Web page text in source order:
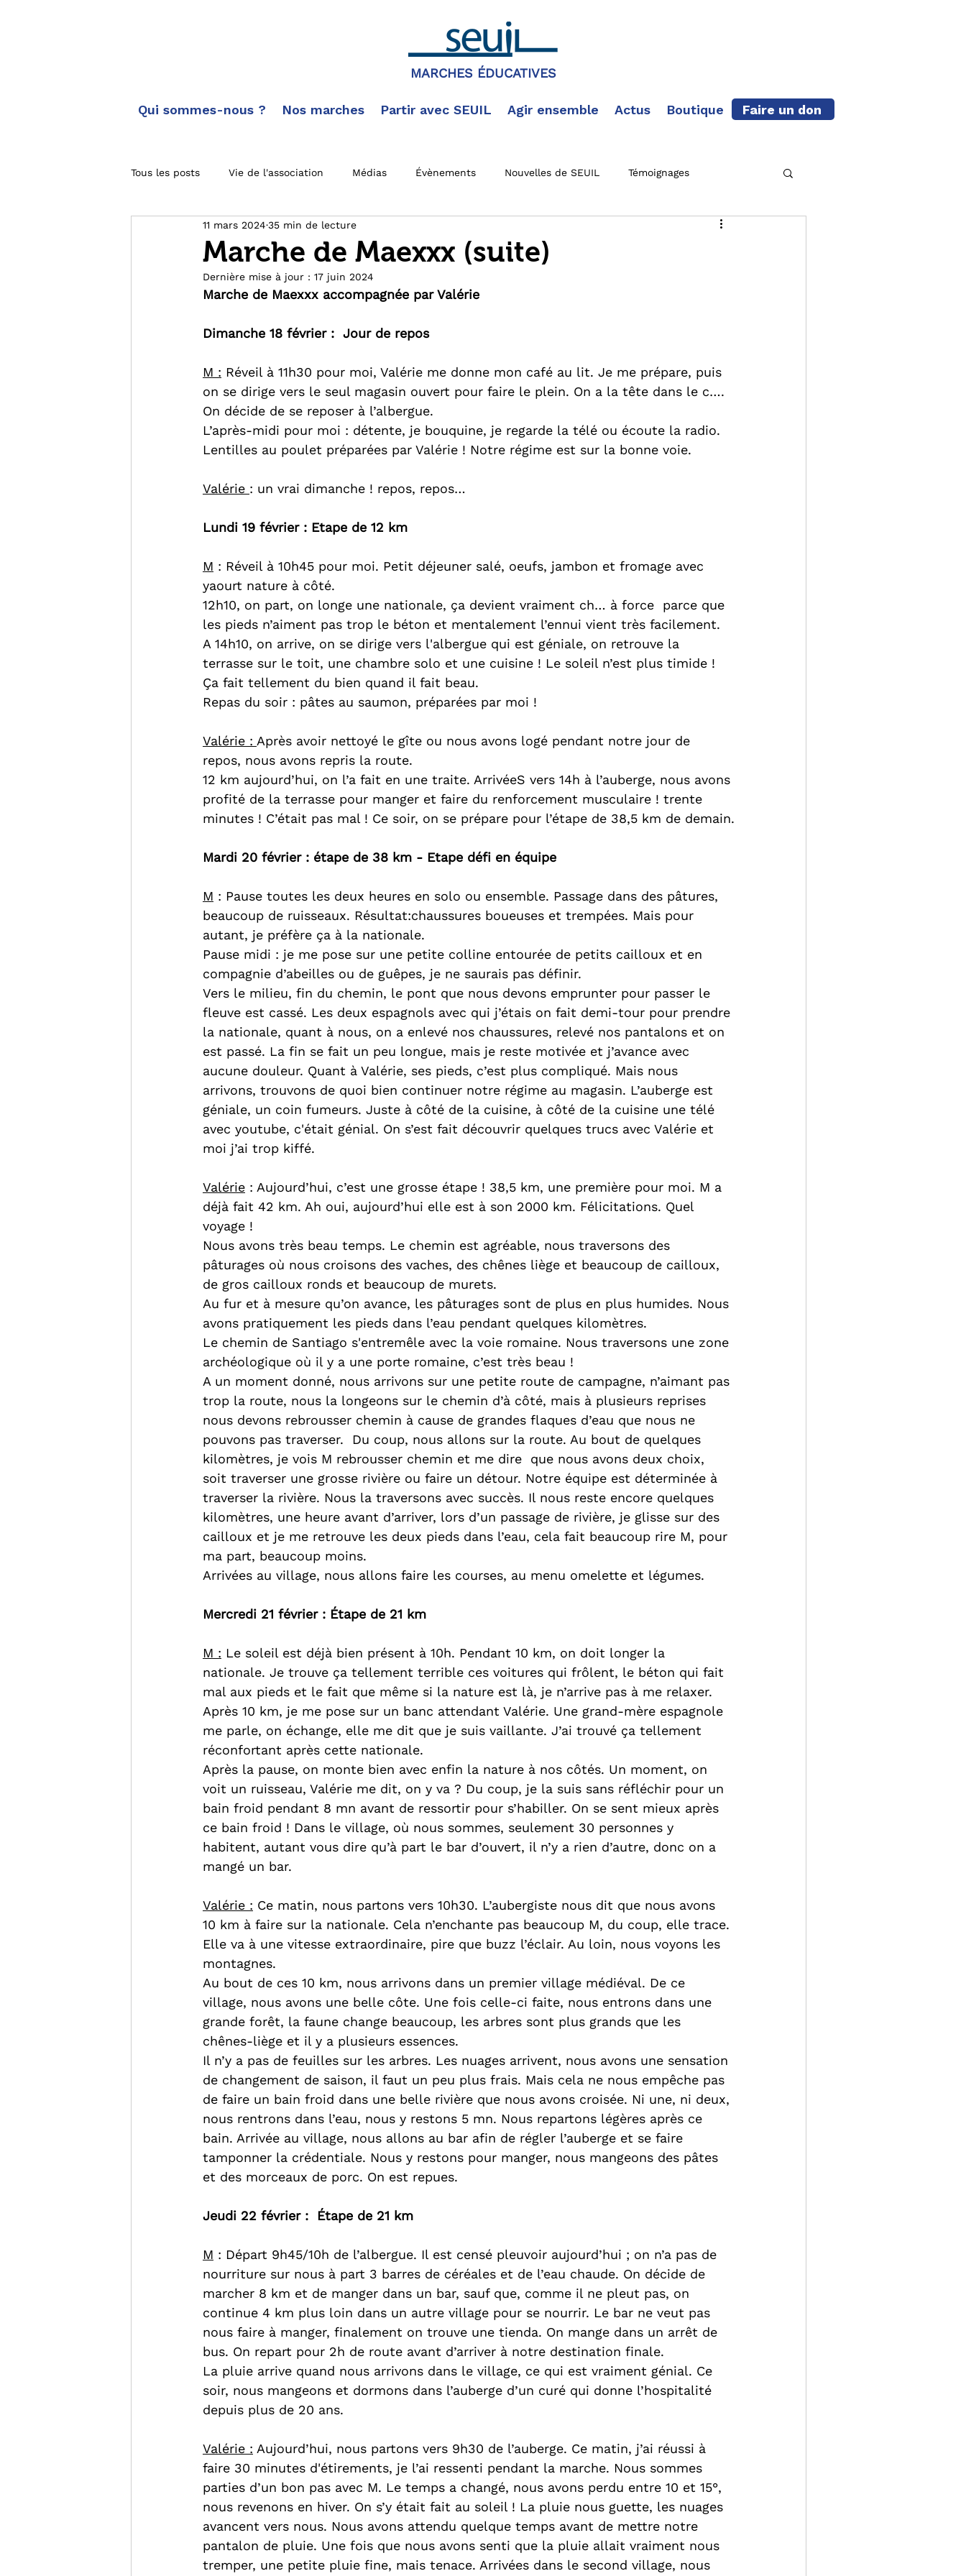
MARCHES ÉDUCATIVES
Faire un don
Qui sommes-nous ? Nos marches Partir avec SEUIL Agir ensemble Actus Boutique
Tous les posts Vie de l'association Médias Évènements Nouvelles de SEUIL Témoignages
Carnet de route Toutes les actus
Actus des marches
Marche de Maexxx (suite)
11 mars 2024 35 min de lecture
Dernière mise à jour : 17 juin 2024
Marche de Maexxx accompagnée par Valérie
Dimanche 18 février :  Jour de repos
M : Réveil à 11h30 pour moi, Valérie me donne mon café au lit. Je me prépare, puis
on se dirige vers le seul magasin ouvert pour faire le plein. On a la tête dans le c….
On décide de se reposer à l’albergue.
L’après-midi pour moi : détente, je bouquine, je regarde la télé ou écoute la radio.
Lentilles au poulet préparées par Valérie ! Notre régime est sur la bonne voie.
Valérie : un vrai dimanche ! repos, repos…
Lundi 19 février : Etape de 12 km
M : Réveil à 10h45 pour moi. Petit déjeuner salé, oeufs, jambon et fromage avec
yaourt nature à côté.
12h10, on part, on longe une nationale, ça devient vraiment ch… à force  parce que
les pieds n’aiment pas trop le béton et mentalement l’ennui vient très facilement.
A 14h10, on arrive, on se dirige vers l'albergue qui est géniale, on retrouve la
terrasse sur le toit, une chambre solo et une cuisine ! Le soleil n’est plus timide !
Ça fait tellement du bien quand il fait beau.
Repas du soir : pâtes au saumon, préparées par moi !
Valérie : Après avoir nettoyé le gîte ou nous avons logé pendant notre jour de
repos, nous avons repris la route.
12 km aujourd’hui, on l’a fait en une traite. ArrivéeS vers 14h à l’auberge, nous avons
profité de la terrasse pour manger et faire du renforcement musculaire ! trente
minutes ! C’était pas mal ! Ce soir, on se prépare pour l’étape de 38,5 km de demain.
Mardi 20 février : étape de 38 km - Etape défi en équipe
M : Pause toutes les deux heures en solo ou ensemble. Passage dans des pâtures,
beaucoup de ruisseaux. Résultat:chaussures boueuses et trempées. Mais pour
autant, je préfère ça à la nationale.
Pause midi : je me pose sur une petite colline entourée de petits cailloux et en
compagnie d’abeilles ou de guêpes, je ne saurais pas définir.
Vers le milieu, fin du chemin, le pont que nous devons emprunter pour passer le
fleuve est cassé. Les deux espagnols avec qui j’étais on fait demi-tour pour prendre
la nationale, quant à nous, on a enlevé nos chaussures, relevé nos pantalons et on
est passé. La fin se fait un peu longue, mais je reste motivée et j’avance avec
aucune douleur. Quant à Valérie, ses pieds, c’est plus compliqué. Mais nous
arrivons, trouvons de quoi bien continuer notre régime au magasin. L’auberge est
géniale, un coin fumeurs. Juste à côté de la cuisine, à côté de la cuisine une télé
avec youtube, c'était génial. On s’est fait découvrir quelques trucs avec Valérie et
moi j’ai trop kiffé.
Valérie : Aujourd’hui, c’est une grosse étape ! 38,5 km, une première pour moi. M a
déjà fait 42 km. Ah oui, aujourd’hui elle est à son 2000 km. Félicitations. Quel
voyage !
Nous avons très beau temps. Le chemin est agréable, nous traversons des
pâturages où nous croisons des vaches, des chênes liège et beaucoup de cailloux,
de gros cailloux ronds et beaucoup de murets.
Au fur et à mesure qu’on avance, les pâturages sont de plus en plus humides. Nous
avons pratiquement les pieds dans l’eau pendant quelques kilomètres.
Le chemin de Santiago s'entremêle avec la voie romaine. Nous traversons une zone
archéologique où il y a une porte romaine, c’est très beau !
A un moment donné, nous arrivons sur une petite route de campagne, n’aimant pas
trop la route, nous la longeons sur le chemin d’à côté, mais à plusieurs reprises
nous devons rebrousser chemin à cause de grandes flaques d’eau que nous ne
pouvons pas traverser.  Du coup, nous allons sur la route. Au bout de quelques
kilomètres, je vois M rebrousser chemin et me dire  que nous avons deux choix,
soit traverser une grosse rivière ou faire un détour. Notre équipe est déterminée à
traverser la rivière. Nous la traversons avec succès. Il nous reste encore quelques
kilomètres, une heure avant d’arriver, lors d’un passage de rivière, je glisse sur des
cailloux et je me retrouve les deux pieds dans l’eau, cela fait beaucoup rire M, pour
ma part, beaucoup moins.
Arrivées au village, nous allons faire les courses, au menu omelette et légumes.
Mercredi 21 février : Étape de 21 km
M : Le soleil est déjà bien présent à 10h. Pendant 10 km, on doit longer la
nationale. Je trouve ça tellement terrible ces voitures qui frôlent, le béton qui fait
mal aux pieds et le fait que même si la nature est là, je n’arrive pas à me relaxer.
Après 10 km, je me pose sur un banc attendant Valérie. Une grand-mère espagnole
me parle, on échange, elle me dit que je suis vaillante. J’ai trouvé ça tellement
réconfortant après cette nationale.
Après la pause, on monte bien avec enfin la nature à nos côtés. Un moment, on
voit un ruisseau, Valérie me dit, on y va ? Du coup, je la suis sans réfléchir pour un
bain froid pendant 8 mn avant de ressortir pour s’habiller. On se sent mieux après
ce bain froid ! Dans le village, où nous sommes, seulement 30 personnes y
habitent, autant vous dire qu’à part le bar d’ouvert, il n’y a rien d’autre, donc on a
mangé un bar.
Valérie : Ce matin, nous partons vers 10h30. L’aubergiste nous dit que nous avons
10 km à faire sur la nationale. Cela n’enchante pas beaucoup M, du coup, elle trace.
Elle va à une vitesse extraordinaire, pire que buzz l’éclair. Au loin, nous voyons les
montagnes.
Au bout de ces 10 km, nous arrivons dans un premier village médiéval. De ce
village, nous avons une belle côte. Une fois celle-ci faite, nous entrons dans une
grande forêt, la faune change beaucoup, les arbres sont plus grands que les
chênes-liège et il y a plusieurs essences.
Il n’y a pas de feuilles sur les arbres. Les nuages arrivent, nous avons une sensation
de changement de saison, il faut un peu plus frais. Mais cela ne nous empêche pas
de faire un bain froid dans une belle rivière que nous avons croisée. Ni une, ni deux,
nous rentrons dans l’eau, nous y restons 5 mn. Nous repartons légères après ce
bain. Arrivée au village, nous allons au bar afin de régler l’auberge et se faire
tamponner la crédentiale. Nous y restons pour manger, nous mangeons des pâtes
et des morceaux de porc. On est repues.
Jeudi 22 février :  Étape de 21 km
M : Départ 9h45/10h de l’albergue. Il est censé pleuvoir aujourd’hui ; on n’a pas de
nourriture sur nous à part 3 barres de céréales et de l’eau chaude. On décide de
marcher 8 km et de manger dans un bar, sauf que, comme il ne pleut pas, on
continue 4 km plus loin dans un autre village pour se nourrir. Le bar ne veut pas
nous faire à manger, finalement on trouve une tienda. On mange dans un arrêt de
bus. On repart pour 2h de route avant d’arriver à notre destination finale.
La pluie arrive quand nous arrivons dans le village, ce qui est vraiment génial. Ce
soir, nous mangeons et dormons dans l’auberge d’un curé qui donne l’hospitalité
depuis plus de 20 ans.
Valérie : Aujourd’hui, nous partons vers 9h30 de l’auberge. Ce matin, j’ai réussi à
faire 30 minutes d'étirements, je l’ai ressenti pendant la marche. Nous sommes
parties d’un bon pas avec M. Le temps a changé, nous avons perdu entre 10 et 15°,
nous revenons en hiver. On s’y était fait au soleil ! La pluie nous guette, les nuages
avancent vers nous. Nous avons attendu quelque temps avant de mettre notre
pantalon de pluie. Une fois que nous avons senti que la pluie allait vraiment nous
tremper, une petite pluie fine, mais tenace. Arrivées dans le second village, nous